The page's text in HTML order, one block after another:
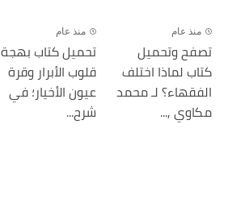
منذ عام
تصفح وتحميل
كتاب لماذا اختلف
الفقهاء؟ لـ محمد
مكاوي ,...
منذ عام
تحميل كتاب بهجة
قلوب الأبرار وقرة
عيون الأخيار؛ في
شرح...